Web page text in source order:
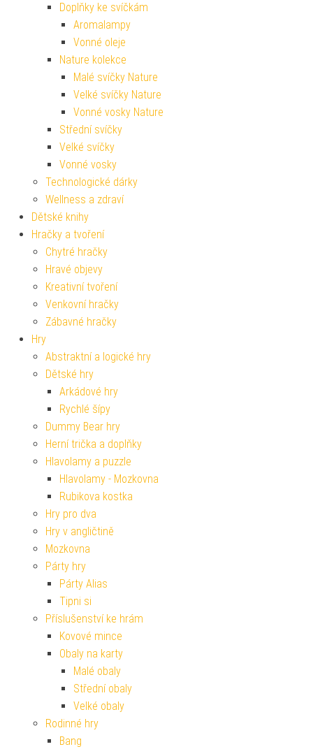
Doplňky ke svíčkám
Aromalampy
Vonné oleje
Nature kolekce
Malé svíčky Nature
Velké svíčky Nature
Vonné vosky Nature
Střední svíčky
Velké svíčky
Vonné vosky
Technologické dárky
Wellness a zdraví
Dětské knihy
Hračky a tvoření
Chytré hračky
Hravé objevy
Kreativní tvoření
Venkovní hračky
Zábavné hračky
Hry
Abstraktní a logické hry
Dětské hry
Arkádové hry
Rychlé šípy
Dummy Bear hry
Herní trička a doplňky
Hlavolamy a puzzle
Hlavolamy - Mozkovna
Rubikova kostka
Hry pro dva
Hry v angličtině
Mozkovna
Párty hry
Párty Alias
Tipni si
Příslušenství ke hrám
Kovové mince
Obaly na karty
Malé obaly
Střední obaly
Velké obaly
Rodinné hry
Bang